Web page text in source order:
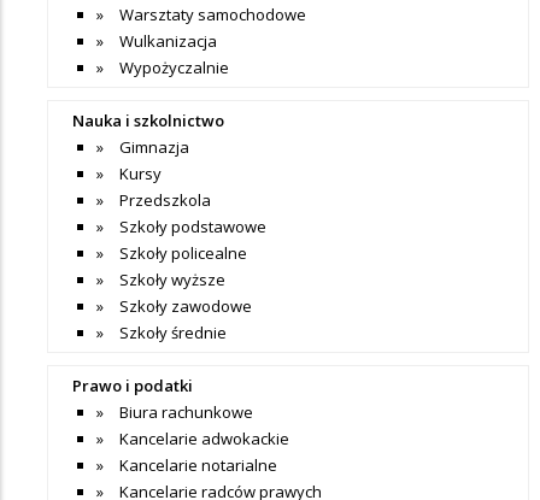
Warsztaty samochodowe
Wulkanizacja
Wypożyczalnie
Nauka i szkolnictwo
Gimnazja
Kursy
Przedszkola
Szkoły podstawowe
Szkoły policealne
Szkoły wyższe
Szkoły zawodowe
Szkoły średnie
Prawo i podatki
Biura rachunkowe
Kancelarie adwokackie
Kancelarie notarialne
Kancelarie radców prawych